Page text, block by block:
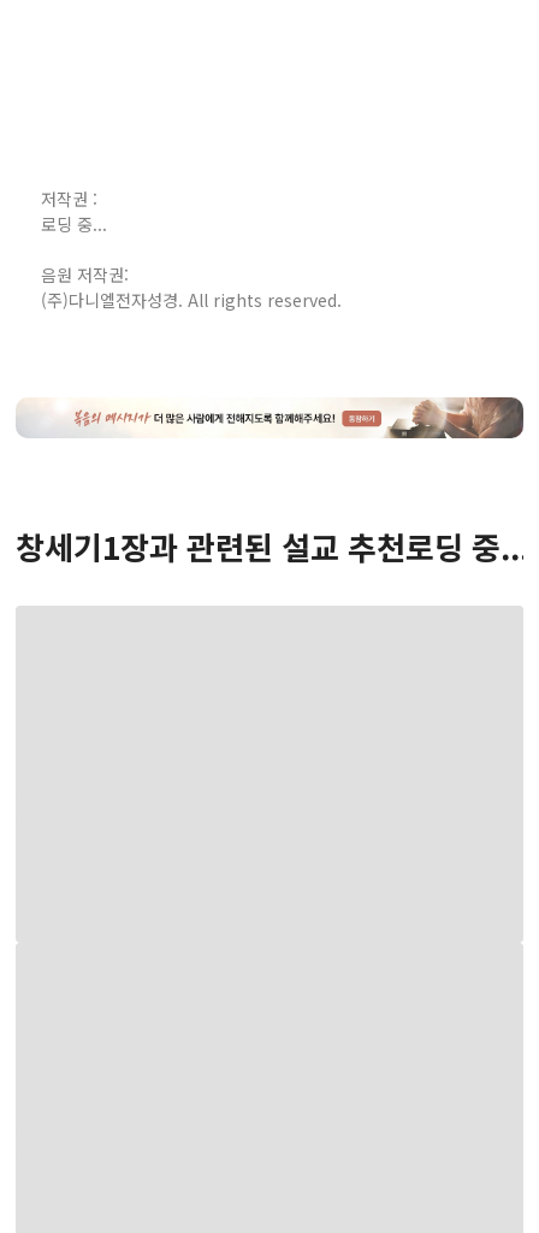
저작권 :
로딩 중...
음원 저작권:
(주)다니엘전자성경. All rights reserved.
창세기1장과 관련된 설교 추천로딩 중...